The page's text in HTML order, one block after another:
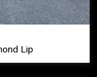
Lip